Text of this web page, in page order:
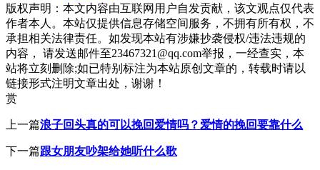
版权声明： 本文内容由互联网用户自发贡献，该文观点仅代表
作者本人。本站仅提供信息存储空间服务，不拥有所有权，不
承担相关法律责任。如发现本站有涉嫌抄袭侵权/违法违规的
内容， 请发送邮件至23467321@qq.com举报，一经查实，本
站将立刻删除;如已特别标注为本站原创文章的，转载时请以
链接形式注明文章出处，谢谢！
赏
上一篇浪子回头真的可以挽回爱情吗？爱情的挽回要靠什么
下一篇跟女朋友吵架给她听什么歌